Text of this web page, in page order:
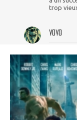
trop
YOYO